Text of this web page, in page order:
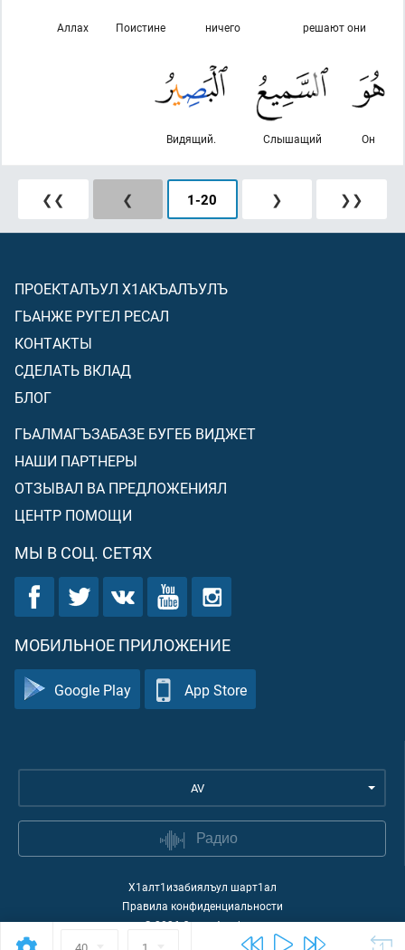
решают они
ничего
Поистине
Аллах
Он
Слышащий
Видящий.
❮❮ ❮ 1-20 ❯ ❯❯
ПРОЕКТАЛЪУЛ Х1АКЪАЛЪУЛЪ
ГЬАНЖЕ РУГЕЛ РЕСАЛ
КОНТАКТЫ
СДЕЛАТЬ ВКЛАД
БЛОГ
ГЬАЛМАГЪЗАБАЗЕ БУГЕБ ВИДЖЕТ
НАШИ ПАРТНЕРЫ
ОТЗЫВАЛ ВА ПРЕДЛОЖЕНИЯЛ
ЦЕНТР ПОМОЩИ
МЫ В СОЦ. СЕТЯХ
МОБИЛЬНОЕ ПРИЛОЖЕНИЕ
Google Play App Store
AV
Радио
Х1алт1изабиялъул шарт1ал
Правила конфиденциальности
©2026Quran Academy